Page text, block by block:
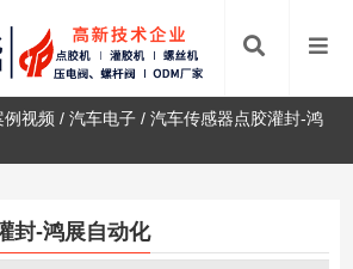
例视频 /汽车电子 /汽车传感器点胶灌封-鸿
封-鸿展自动化